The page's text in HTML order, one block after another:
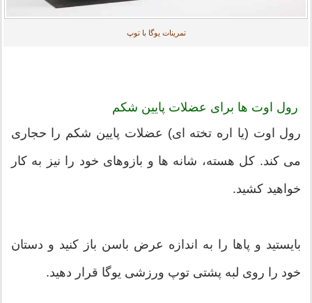
تمرینات یوگا با توپ
رول اوت ها برای عضلات پایین شکم
رول اوت (یا اره تخته ای) عضلات پایین شکم را حجاری
می کند. کل هسته، شانه ها و بازوهای خود را نیز به کار
خواهید کشید.
بایستید و پاها را به اندازه عرض باسن باز کنید و دستان
خود را روی لبه پشتی توپ ورزشی یوگا قرار دهید.